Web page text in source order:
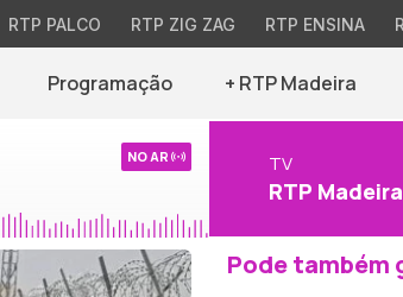
RTP PALCO RTP ZIG ZAG RTP ENSINA
Programação + RTP Madeira
NO AR TV
RTP Madeira
Pode também